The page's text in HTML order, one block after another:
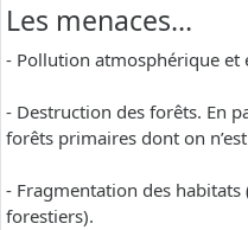
Les menaces…
- Pollution atmosphérique et
- Destruction des forêts. En
forêts primaires dont on
- Fragmentation des habitats
forestiers).